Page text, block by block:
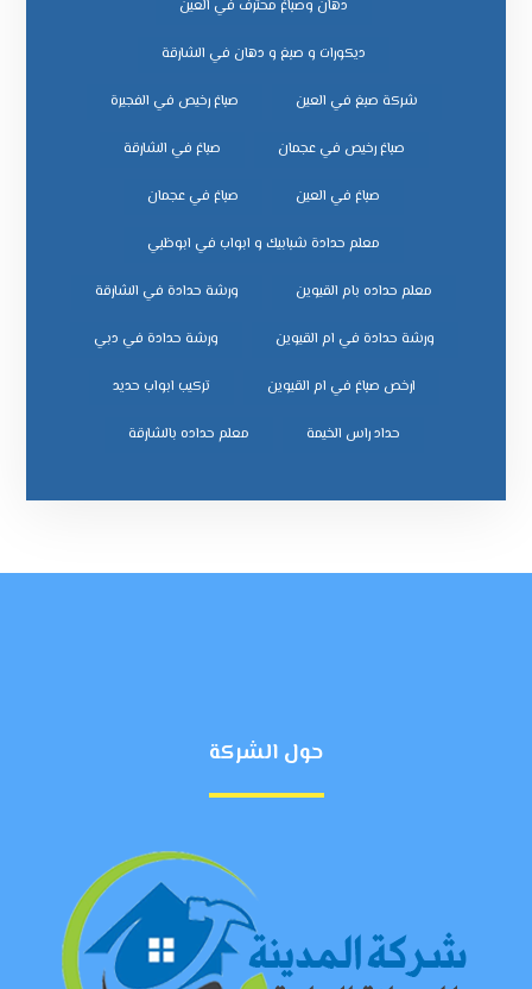
دهان وصباغ محترف في العين
ديكورات و صبغ و دهان في الشارقة
شركة صبغ في العين صباغ رخيص في الفجيرة
صباغ رخيص في عجمان صباغ في الشارقة
صباغ في العين صباغ في عجمان
معلم حدادة شبابيك و ابواب في ابوظبي
معلم حداده بام القيوين ورشة حدادة في الشارقة
ورشة حدادة في ام القيوين ورشة حدادة في دبي
ﺗﺮﻛﻴﺐ اﺑﻮاب ﺣﺪﻳﺪ
ﺣﺪاد راس اﻟﺨﻴﻤﺔ ﻣﻌﻠﻢ ﺣﺪاده ﺑﺎﻟﺸﺎرﻗﺔ
حول الشركة